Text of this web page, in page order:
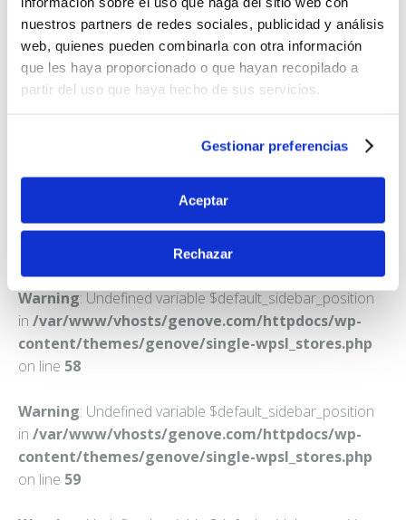
nuestros partners de redes sociales, publicidad y análisis
web, quienes pueden combinarla con otra información
que les haya proporcionado o que hayan recopilado a
partir del uso que haya hecho de sus servicios.
Gestionar preferencias
Aceptar
Rechazar
FARMACIA RODRIGUEZ MATEOS, MARIA BELEN
C. DE SANJURJO BADIA, 77
Warning: Undefined variable $default_sidebar_position
in /var/www/vhosts/genove.com/httpdocs/wp-
content/themes/genove/single-wpsl_stores.php
on line 58
Warning: Undefined variable $default_sidebar_position
in /var/www/vhosts/genove.com/httpdocs/wp-
content/themes/genove/single-wpsl_stores.php
on line 59